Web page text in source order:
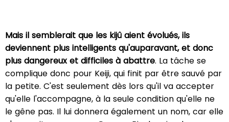
Mais il semblerait que les kijû aient évolués, ils
deviennent plus intelligents qu'auparavant, et donc
plus dangereux et difficiles à abattre. La tâche se
complique donc pour Keiji, qui finit par être sauvé par
la petite. C'est seulement dès lors qu'il va accepter
qu'elle l'accompagne, à la seule condition qu'elle ne
le gêne pas. Il lui donnera également un nom, car elle